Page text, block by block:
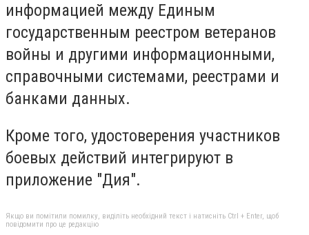
информацией между Единым
государственным реестром ветеранов
войны и другими информационными,
справочными системами, реестрами и
банками данных.
Кроме того, удостоверения участников
боевых действий интегрируют в
приложение "Дия".
Якщо ви помітили помилку, виділіть необхідний текст і натисніть Ctrl + Enter, щоб
повідомити про це редакцію